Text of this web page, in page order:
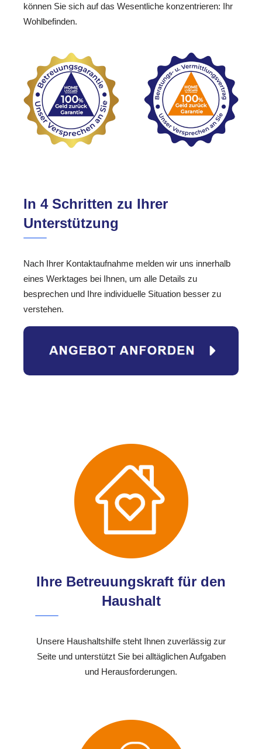
können Sie sich auf das Wesentliche konzentrieren: Ihr
Wohlbefinden.
In 4 Schritten zu Ihrer
Unterstützung
Nach Ihrer Kontaktaufnahme melden wir uns innerhalb
eines Werktages bei Ihnen, um alle Details zu
besprechen und Ihre individuelle Situation besser zu
verstehen.
Ihre Betreuungskraft für den
Haushalt
Unsere Haushaltshilfe steht Ihnen zuverlässig zur
Seite und unterstützt Sie bei alltäglichen Aufgaben
und Herausforderungen.